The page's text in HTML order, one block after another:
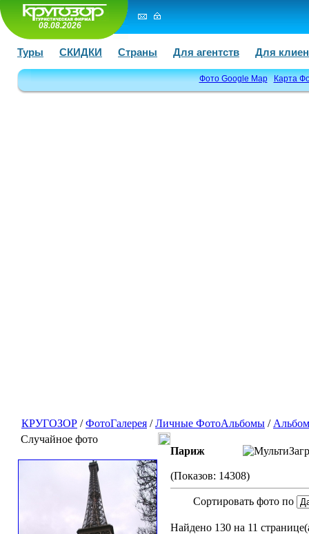
08.08.2026
Туры СКИДКИ Страны Для агентств Для
Фото Google Map Карта
КРУГОЗОР /ФотоГалерея /Личные ФотоАльбомы /
Случайное фото
Париж
(Показов: 14308)
Сортировать фото по
Найдено 130 на 11